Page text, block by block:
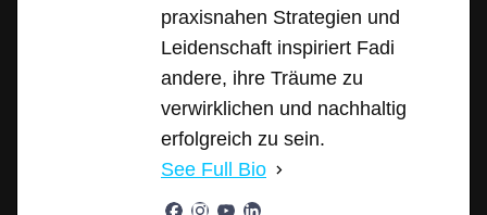
praxisnahen Strategien und
Leidenschaft inspiriert Fadi
andere, ihre Träume zu
verwirklichen und nachhaltig
erfolgreich zu sein.
See Full Bio